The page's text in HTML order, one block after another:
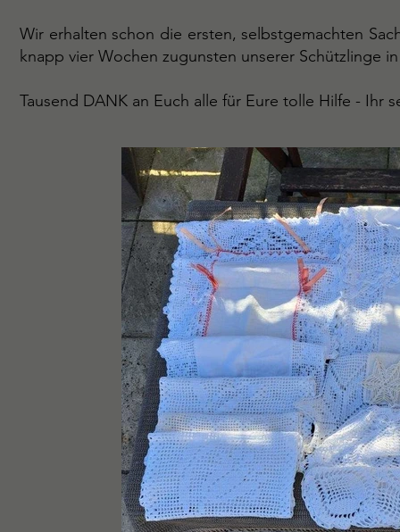
Wir erhalten schon die ersten, selbstgemachten
knapp vier Wochen zugunsten unserer Schützlinge
Tausend DANK an Euch alle für Eure tolle Hilfe - Ihr